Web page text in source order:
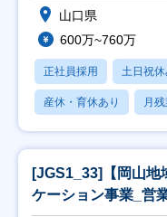
山口県
600万~760万
正社員採用 土日祝
産休・育休あり 月
[JGS1_33]【岡山地
ケーション事業_営